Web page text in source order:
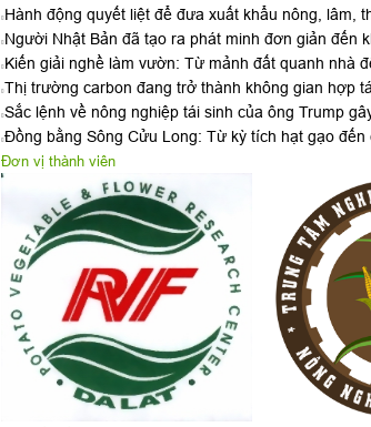
Hành động quyết liệt để đưa xuất khẩu nông, lâm,
Người Nhật Bản đã tạo ra phát minh đơn giản đến
Kiến giải nghề làm vườn: Từ mảnh đất quanh nhà
Thị trường carbon đang trở thành không gian hợp
Sắc lệnh về nông nghiệp tái sinh của ông Trump
Đồng bằng Sông Cửu Long: Từ kỳ tích hạt gạo
Đơn vị thành viên